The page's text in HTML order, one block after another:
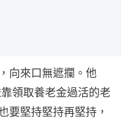
向來口無遮攔。他
領取養老金過活的老
要堅持堅持再堅持，